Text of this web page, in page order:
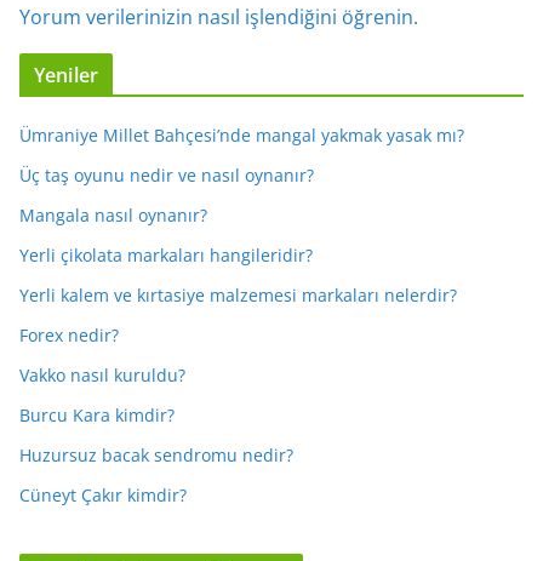
Yorum verilerinizin nasıl işlendiğini öğrenin.
Yeniler
Ümraniye Millet Bahçesi’nde mangal yakmak yasak mı?
Üç taş oyunu nedir ve nasıl oynanır?
Mangala nasıl oynanır?
Yerli çikolata markaları hangileridir?
Yerli kalem ve kırtasiye malzemesi markaları nelerdir?
Forex nedir?
Vakko nasıl kuruldu?
Burcu Kara kimdir?
Huzursuz bacak sendromu nedir?
Cüneyt Çakır kimdir?